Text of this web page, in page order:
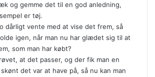
og gemme det til en god anledning,
er tøj.
dårligt vente med at vise det frem, så
igen, når man nu har glædet sig til at
som man har købt?
at det passer, og der fik man en
det var at have på, så nu kan man